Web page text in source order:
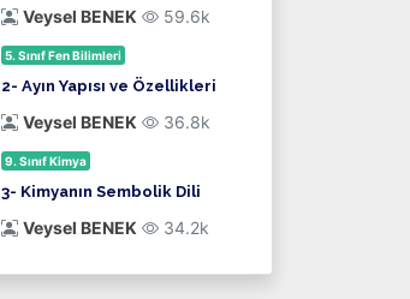
Veysel BENEK 59.6k
5. Sınıf Fen Bilimleri
2- Ayın Yapısı ve Özellikleri
Veysel BENEK 36.8k
9. Sınıf Kimya
3- Kimyanın Sembolik Dili
Veysel BENEK 34.2k